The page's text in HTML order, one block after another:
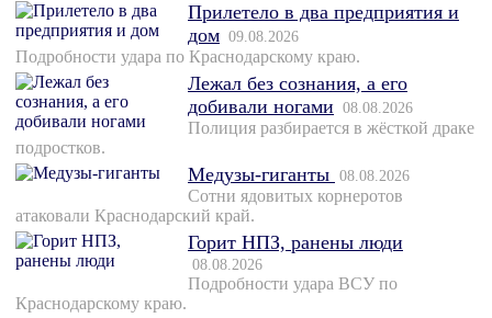
Прилетело в два предприятия и
дом 09.08.2026
Подробности удара по Краснодарскому краю.
Лежал без сознания, а его
добивали ногами 08.08.2026
Полиция разбирается в жёсткой драке
подростков.
Медузы-гиганты 08.08.2026
Сотни ядовитых корнеротов
атаковали Краснодарский край.
Горит НПЗ, ранены люди
08.08.2026
Подробности удара ВСУ по
Краснодарскому краю.